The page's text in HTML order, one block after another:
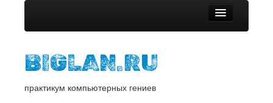
Новости и статьи
Новостная лента
BIGLAN.RU
практикум компьютерных гениев